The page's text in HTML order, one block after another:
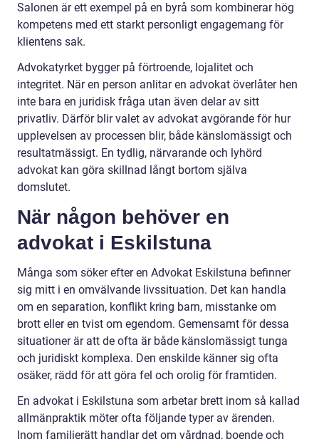
Salonen är ett exempel på en byrå som kombinerar hög
kompetens med ett starkt personligt engagemang för
klientens sak.
Advokatyrket bygger på förtroende, lojalitet och
integritet. När en person anlitar en advokat överlåter hen
inte bara en juridisk fråga utan även delar av sitt
privatliv. Därför blir valet av advokat avgörande för hur
upplevelsen av processen blir, både känslomässigt och
resultatmässigt. En tydlig, närvarande och lyhörd
advokat kan göra skillnad långt bortom själva
domslutet.
När någon behöver en
advokat i Eskilstuna
Många som söker efter en Advokat Eskilstuna befinner
sig mitt i en omvälvande livssituation. Det kan handla
om en separation, konflikt kring barn, misstanke om
brott eller en tvist om egendom. Gemensamt för dessa
situationer är att de ofta är både känslomässigt tunga
och juridiskt komplexa. Den enskilde känner sig ofta
osäker, rädd för att göra fel och orolig för framtiden.
En advokat i Eskilstuna som arbetar brett inom så kallad
allmänpraktik möter ofta följande typer av ärenden.
Inom familjerätt handlar det om vårdnad, boende och